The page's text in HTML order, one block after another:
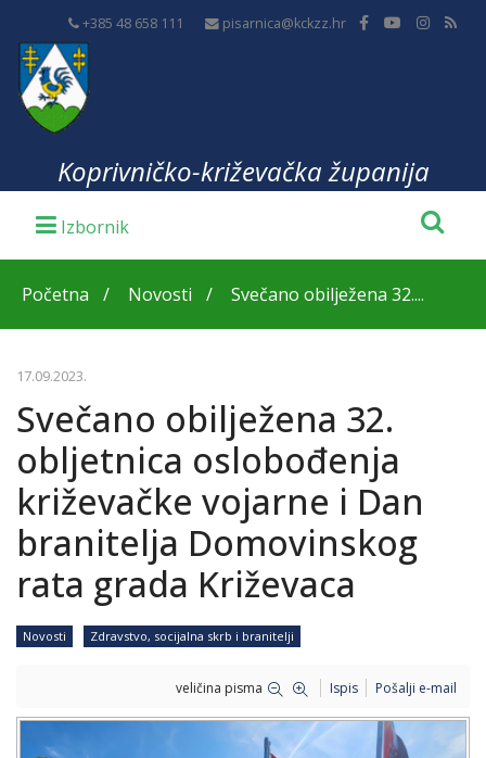
+385 48 658 111 pisarnica@kckzz.hr
Koprivničko-križevačka županija
Početna Novosti Svečano obilježena 32....
17.09.2023.
Svečano obilježena 32.
obljetnica oslobođenja
križevačke vojarne i Dan
branitelja Domovinskog
rata grada Križevaca
Novosti Zdravstvo, socijalna skrb i branitelji
veličina pisma Ispis Pošalji e-mail